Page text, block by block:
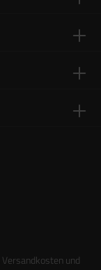
Versandkostenund